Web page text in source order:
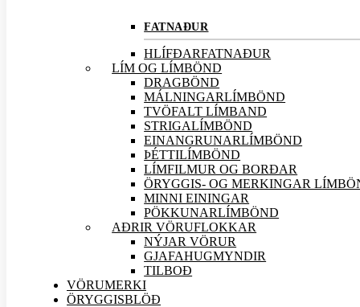
FATNAÐUR
HLÍFÐARFATNAÐUR
LÍM OG LÍMBÖND
DRAGBÖND
MÁLNINGARLÍMBÖND
TVÖFALT LÍMBAND
STRIGALÍMBÖND
EINANGRUNARLÍMBÖND
ÞÉTTILÍMBÖND
LÍMFILMUR OG BORÐAR
ÖRYGGIS- OG MERKINGAR
MINNI EININGAR
PÖKKUNARLÍMBÖND
AÐRIR VÖRUFLOKKAR
NÝJARVÖRUR
GJAFAHUGMYNDIR
TILBOÐ
VÖRUMERKI
ÖRYGGISBLÖÐ